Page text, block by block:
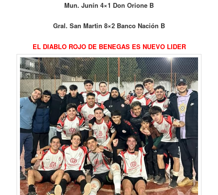
Mun. Junín 4×1 Don Orione B
Gral. San Martin 8×2 Banco Nación B
EL DIABLO ROJO DE BENEGAS ES NUEVO LIDER